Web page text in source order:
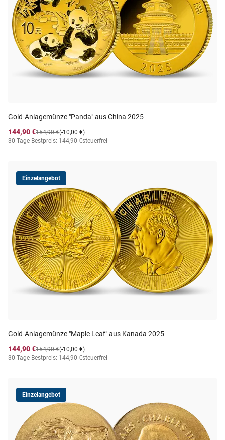
Gold-Anlagemünze "Panda" aus China 2025
144,90 €
(-10,00 €)
154,90 €
30-Tage-Bestpreis: 144,90 €steuerfrei
Einzelangebot
Gold-Anlagemünze "Maple Leaf" aus Kanada 2025
144,90 €
(-10,00 €)
154,90 €
30-Tage-Bestpreis: 144,90 €steuerfrei
Einzelangebot